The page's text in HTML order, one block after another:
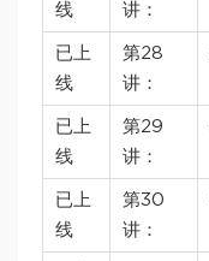
线
讲：
已上
线
第28
讲：
已上
线
第29
讲：
已上
线
第30
讲：